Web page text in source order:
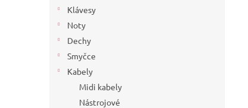
Klávesy
Noty
Dechy
Smyčce
Kabely
Midi kabely
Nástrojové